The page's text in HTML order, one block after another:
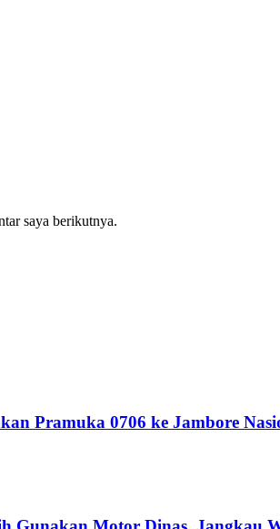
saya berikutnya.
Pramuka 0706 ke Jambore